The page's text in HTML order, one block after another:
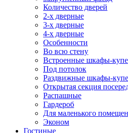
Количество дверей
2-х дверные
3-х дверные
4-х дверные
Особенности
Во всю стену
Встроенные шкафы-купе
Под потолок
Раздвижные шкафы-купе
Открытая секция
Распашные
Гардероб
Для маленького
Эконом
Гостиные